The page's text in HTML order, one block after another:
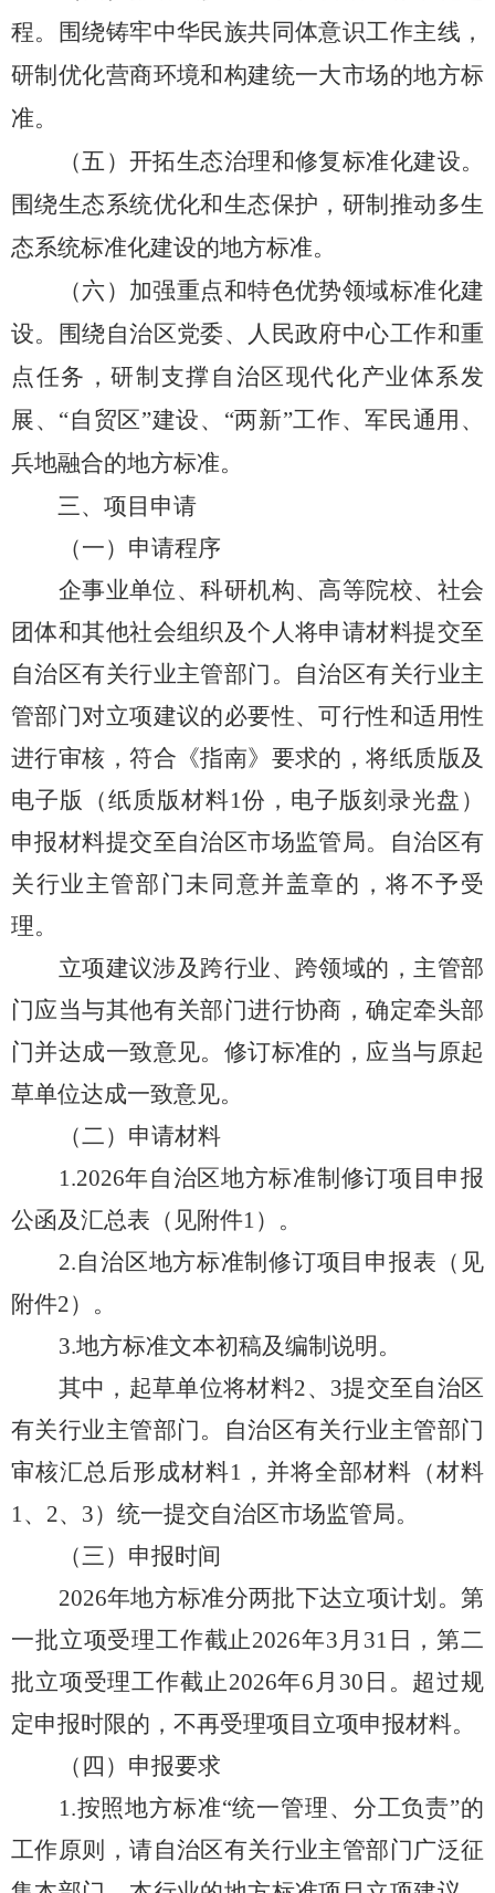
程。
围绕铸牢中华民族共同体意识工作主线 ，
研制 优化营商环境和构建统一大市场的地方标
准。
（五 ） 开拓生态治理和修复标准化建设。
围绕生态系统优化和生态保护， 研制 推动多生
态系统标准化建设的地方标准。
（六） 加强重点和特色优势领域标准化建
设。 围绕 自治区党委、人民政府中心工作和重
点任务 ，研制 支撑 自治区现代化产业体系发
展、 “自贸区”建设、 “两新”工作、军民通用 、
兵地融合的地方标准。
三、项目申请
（一）申请程序
企事业单位、科研机构、高等院校、社会
团体和其他社会组织及个人将申请材料提交至
自治区有关行业主管部门。自治区有关行业主
管部门对立项建议的必要性、可行性和适用性
进行审核，符合 《指南》 要求的，将纸质版及
电子版（纸质版材料1份， 电子版刻录光盘）
申报材料提交至自治区市场监管局。自治区有
关行业主管部门未同意并盖章的，将不予受
理。
立项建议涉及跨行业、跨领域的，主管部
门应当与其他有关部门进行协商 ，确定牵头部
门并达成一致意见。修订标准的，应当与原起
草单位达成一致意见。
（二）申请材料
1.2026年自治区地方标准制修订项目申报
公函及汇总表 （见附件1）。
2.自治区地方标准制修订项目申报表 （见
附件2）。
3.地方标准文本初稿及编制说明 。
其中， 起草单位将材料2、 3提交至自治区
有关行业主管部门。自治区有关行业主管部门
审核汇总后形成材料1 ，并将全部材料（材料
1、 2、 3）统一提交自治区市场监管局。
（三）申报时间
2026年地方标准分两批下达立项计划。第
一批立项受理工作截止2026年3 月 31 日 ，第二
批立项受理工作截止2026年6 月 30 日 。 超过规
定申报时限的，不再受理项目 立项申报材料。
（四） 申报要求
1.按照地方标准“统一管理、分工负责”的
工作原则
，请自治区有关行业主管部门广泛征